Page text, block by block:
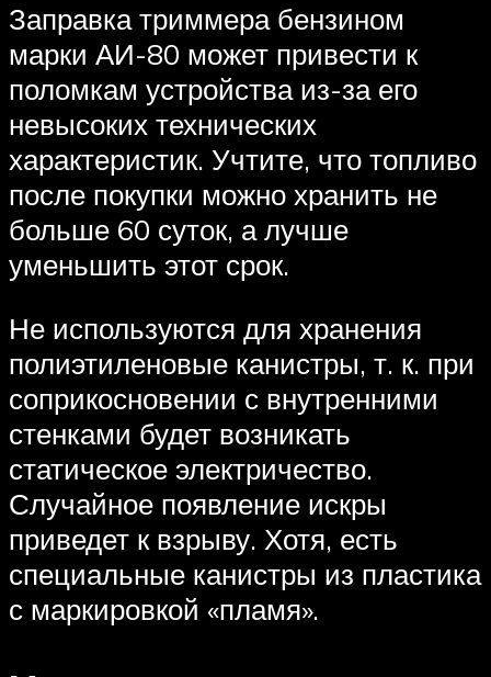
Заправка триммера бензином
марки АИ-80 может привести к
поломкам устройства из-за его
невысоких технических
характеристик. Учтите, что топливо
после покупки можно хранить не
больше 60 суток, а лучше
уменьшить этот срок.
Не используются для хранения
полиэтиленовые канистры, т. к. при
соприкосновении с внутренними
стенками будет возникать
статическое электричество.
Случайное появление искры
приведет к взрыву. Хотя, есть
специальные канистры из пластика
с маркировкой «пламя».